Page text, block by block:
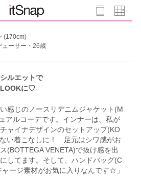
(170cm)
ューサー・26歳
ルエットで
LOOKに♡
感じのノースリデニムジャケット(M
アルコーデです。インナーは、私が
ャイナデザインのセットアップ(KO
い着こなしに！ 足元はシワ感がお
(BOTTEGA VENETA)で抜け感を出
してます。そして、ハンドバッグ(C
ージ素材がお気に入りなんです☆」